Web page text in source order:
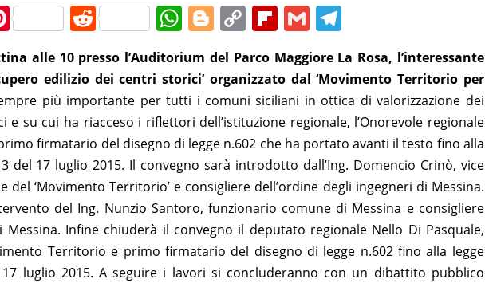
Pi
nt
er
e
st
R
d
di
t
W
h
at
s
A
p
p
Bl
o
g
g
er
C
p
y
Li
n
k
Fl
ip
b
o
ar
d
G
m
ai
l
T
el
e
gr
a
m
alle 10 presso l’Auditorium del Parco Maggiore La Rosa, l’interessante
edilizio dei centri storici’ organizzato dal ‘Movimento Territorio per
più importante per tutti i comuni siciliani in ottica di valorizzazione dei
e su cui ha riacceso i riflettori dell’istituzione regionale, l’Onorevole regionale
firmatario del disegno di legge n.602 che ha portato avanti il testo fino alla
del 17 luglio 2015. Il convegno sarà introdotto dall’Ing. Domencio Crinò, vice
del ‘Movimento Territorio’ e consigliere dell’ordine degli ingegneri di Messina.
del Ing. Nunzio Santoro, funzionario comune di Messina e consigliere
Infine chiuderà il convegno il deputato regionale Nello Di Pasquale,
Territorio e primo firmatario del disegno di legge n.602 fino alla legge
luglio 2015. A seguire i lavori si concluderanno con un dibattito pubblico